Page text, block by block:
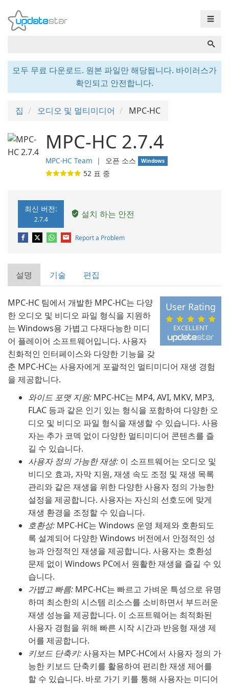
☰
모두 무료 다운로드. 원본 파일만 해당됩니다. 바이러스가
확인되고 안전합니다.
집 오디오 및 멀티미디어 MPC-HC
MPC-HC 2.7.4
MPC-HC Team ❘ 오픈 소스 Windows
52 표 중
최신 버전:
2.7.4 설치 하는 안전
Report a Problem
설명 기술 편집
EXCELLENT
User Rating
MPC-HC 팀에서 개발한 MPC-HC는 다양
한 오디오 및 비디오 파일 형식을 지원하
는 Windows용 가볍고 다재다능한 미디
어 플레이어 소프트웨어입니다. 사용자
친화적인 인터페이스와 다양한 기능을 갖
춘 MPC-HC는 사용자에게 포괄적인 멀티미디어 재생 경험
을 제공합니다.
와이드 포맷 지원: MPC-HC는 MP4, AVI, MKV, MP3,
FLAC 등과 같은 인기 있는 형식을 포함하여 다양한 오
디오 및 비디오 파일 형식을 재생할 수 있습니다. 사용
자는 추가 코덱 없이 다양한 멀티미디어 콘텐츠를 즐
길 수 있습니다.
사용자 정의 가능한 재생: 이 소프트웨어는 오디오 및
비디오 효과, 자막 지원, 재생 속도 조정 및 재생 목록
관리와 같은 재생을 위한 다양한 사용자 정의 가능한
설정을 제공합니다. 사용자는 자신의 선호도에 맞게
재생 환경을 조정할 수 있습니다.
호환성: MPC-HC는 Windows 운영 체제와 호환되도
록 설계되어 다양한 Windows 버전에서 안정적인 성
능과 안정적인 재생을 제공합니다. 사용자는 호환성
문제 없이 Windows PC에서 원활한 재생을 즐길 수 있
습니다.
가볍고 빠름: MPC-HC는 빠르고 가벼운 특성으로 유명
하며 최소한의 시스템 리소스를 소비하면서 부드러운
재생 성능을 제공합니다. 이 소프트웨어는 최적화된
사용자 경험을 위해 빠른 시작 시간과 반응형 재생 제
어를 제공합니다.
키보드 단축키:사용자는 MPC-HC에서 사용자 정의 가
능한 키보드 단축키를 활용하여 편리한 재생 제어를
할 수 있습니다. 바로 가기 키를 통해 사용자는 미디어